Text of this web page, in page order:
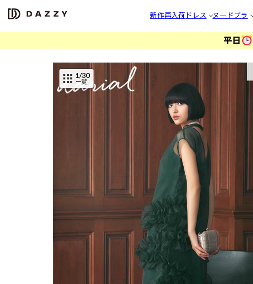
新作再入荷 ドレス ヌードブラ
1/30
一覧